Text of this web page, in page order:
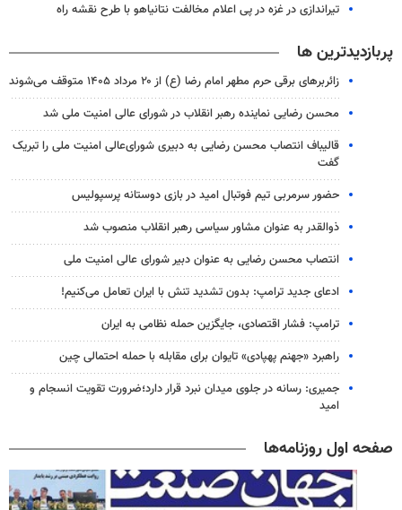
تیراندازی در غزه در پی اعلام مخالفت نتانیاهو با طرح نقشه راه
پربازدیدترین ها
زائربرهای برقی حرم مطهر امام رضا (ع) از ۲۰ مرداد ۱۴۰۵ متوقف می‌شوند
محسن رضایی نماینده رهبر انقلاب در شورای عالی امنیت ملی شد
قالیباف انتصاب محسن رضایی به دبیری شورای‌عالی امنیت ملی را تبریک
گفت
حضور سرمربی تیم فوتبال امید در بازی دوستانه پرسپولیس
ذوالقدر به عنوان مشاور سیاسی رهبر انقلاب منصوب شد
انتصاب محسن رضایی به عنوان دبیر شورای عالی امنیت ملی
ادعای جدید ترامپ: بدون تشدید تنش با ایران تعامل می‌کنیم!
ترامپ: فشار اقتصادی، جایگزین حمله نظامی به ایران
راهبرد «جهنم پهپادی» تایوان برای مقابله با حمله احتمالی چین
جمیری: رسانه‌ در جلوی میدان نبرد قرار دارد؛ضرورت تقویت انسجام و
امید
صفحه اول روزنامه‌ها